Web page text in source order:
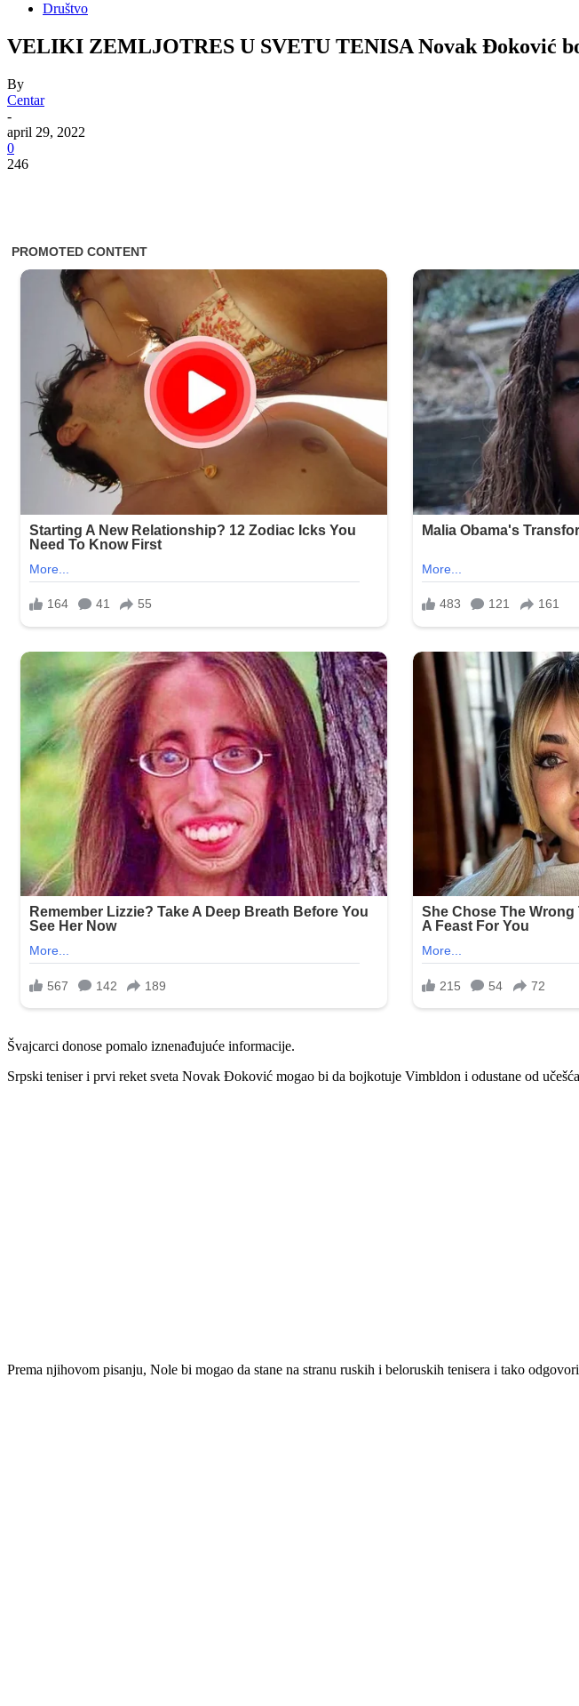
Društvo
VELIKI ZEMLJOTRES U SVETU TENISA Novak Đoković
By
Centar
-
april 29, 2022
0
246
Švajcarci donose pomalo iznenađujuće informacije.
Srpski teniser i prvi reket sveta Novak Đoković mogao bi da bojkotuje Vimbldon i odustane od
Prema njihovom pisanju, Nole bi mogao da stane na stranu ruskih i beloruskih tenisera i tako